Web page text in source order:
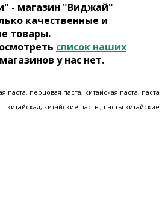
- магазин "Виджай"
качественные и
товары.
список наших
у нас нет.
паста, перцовая паста, китайская паста, паста
китайская, китайские пасты, пасты китайские